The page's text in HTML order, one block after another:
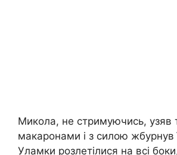
Микола, не стримуючись, узяв
макаронами і з силою жбурнув
Уламки розлетілися на всі